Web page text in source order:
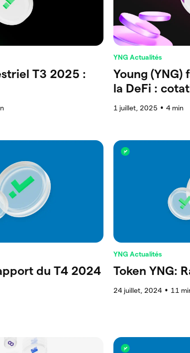
T3 2025 :
YNG Actualités
Young (YNG)
la DeFi :
1 juillet, 2025 ● 4min
du T4 2024
YNG Actualités
Token YNG:
24 juillet, 2024 ● 11